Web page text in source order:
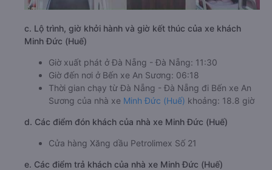
c. Lộ trình, giờ khởi hành và giờ kết thúc của xe khách
Minh Đức (Huế)
Giờ xuất phát ở Đà Nẵng - Đà Nẵng: 11:30
Giờ đến nơi ở Bến xe An Sương: 06:18
Thời gian chạy từ Đà Nẵng - Đà Nẵng đi Bến xe An
Sương của nhà xe Minh Đức (Huế) khoảng: 18.8 giờ
d. Các điểm đón khách của nhà xe Minh Đức (Huế)
Cửa hàng Xăng dầu Petrolimex Số 21
e. Các điểm trả khách của nhà xe Minh Đức (Huế)